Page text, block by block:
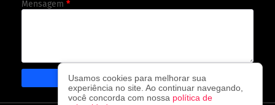
Mensagem *
Usamos cookies para melhorar sua
experiência no site. Ao continuar navegando,
você concorda com nossa política de